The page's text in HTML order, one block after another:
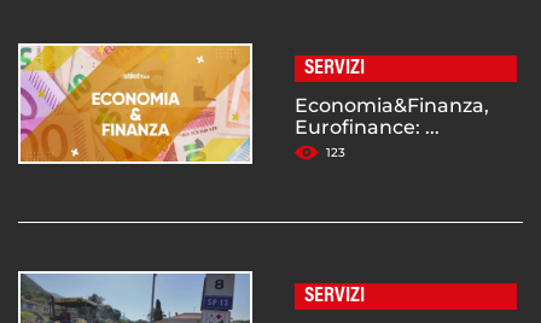
SERVIZI
Economia&Finanza,
Eurofinance: ...
123
SERVIZI